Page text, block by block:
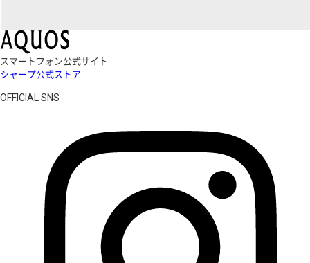
スマートフォン公式サイト
シャープ公式ストア
OFFICIAL SNS